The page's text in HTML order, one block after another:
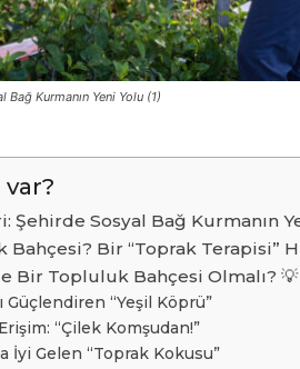
Kurmanın Yeni Yolu (1)
var?
Sosyal Bağ Kurmanın
Bir “Toprak Terapisi”
Bir Topluluk Bahçesi Olmalı? 💡
Güçlendiren “Yeşil Köprü”
“Çilek Komşudan!”
İyi Gelen “Toprak Kokusu”